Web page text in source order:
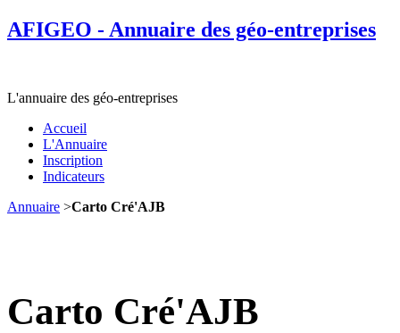
AFIGEO - Annuaire des géo-entreprises
L'annuaire des géo-entreprises
Accueil
L'Annuaire
Inscription
Indicateurs
Annuaire >Carto Cré'AJB
Carto Cré'AJB